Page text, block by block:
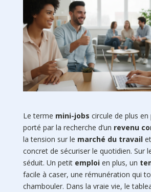
Le terme mini-jobs circule de plus en
porté par la recherche d’un revenu
la tension sur le marché du travailet
concret de sécuriser le quotidien. Sur
séduit. Un petit emploien plus, un
facile à caser, une rémunération qui
chambouler. Dans la vraie vie, le